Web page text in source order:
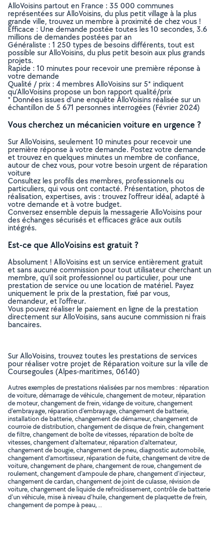
AlloVoisins partout en France : 35 000 communes
représentées sur AlloVoisins, du plus petit village à la plus
grande ville, trouvez un membre à proximité de chez vous !
Efficace : Une demande postée toutes les 10 secondes, 3.6
millions de demandes postées par an
Généraliste : 1 250 types de besoins différents, tout est
possible sur AlloVoisins, du plus petit besoin aux plus grands
projets.
Rapide : 10 minutes pour recevoir une première réponse à
votre demande
Qualité / prix : 4 membres AlloVoisins sur 5* indiquent
qu’AlloVoisins propose un bon rapport qualité/prix
* Données issues d’une enquête AlloVoisins réalisée sur un
échantillon de 5 671 personnes interrogées (Février 2024)
Vous cherchez un mécanicien voiture en urgence ?
Sur AlloVoisins, seulement 10 minutes pour recevoir une
première réponse à votre demande. Postez votre demande
et trouvez en quelques minutes un membre de confiance,
autour de chez vous, pour votre besoin urgent de réparation
voiture
Consultez les profils des membres, professionnels ou
particuliers, qui vous ont contacté. Présentation, photos de
réalisation, expertises, avis : trouvez l'offreur idéal, adapté à
votre demande et à votre budget.
Conversez ensemble depuis la messagerie AlloVoisins pour
des échanges sécurisés et efficaces grâce aux outils
intégrés.
Est-ce que AlloVoisins est gratuit ?
Absolument ! AlloVoisins est un service entièrement gratuit
et sans aucune commission pour tout utilisateur cherchant un
membre, qu’il soit professionnel ou particulier, pour une
prestation de service ou une location de matériel. Payez
uniquement le prix de la prestation, fixé par vous,
demandeur, et l’offreur.
Vous pouvez réaliser le paiement en ligne de la prestation
directement sur AlloVoisins, sans aucune commission ni frais
bancaires.
Sur AlloVoisins, trouvez toutes les prestations de services
pour réaliser votre projet de Réparation voiture sur la ville de
Coursegoules (Alpes-maritimes, 06140)
Autres exemples de prestations réalisées par nos membres : réparation
de voiture, démarrage de véhicule, changement de moteur, réparation
de moteur, changement de frein, vidange de voiture, changement
d'embrayage, réparation d'embrayage, changement de batterie,
installation de batterie, changement de démarreur, changement de
courroie de distribution, changement de disque de frein, changement
de filtre, changement de boîte de vitesses, réparation de boîte de
vitesses, changement d'alternateur, réparation d'alternateur,
changement de bougie, changement de pneu, diagnostic automobile,
changement d'amortisseur, réparation de fuite, changement de vitre de
voiture, changement de phare, changement de roue, changement de
roulement, changement d'ampoule de phare, changement d'injecteur,
changement de cardan, changement de joint de culasse, révision de
voiture, changement de liquide de refroidissement, contrôle de batterie
d'un véhicule, mise à niveau d'huile, changement de plaquette de frein,
changement de pompe à peau, ..